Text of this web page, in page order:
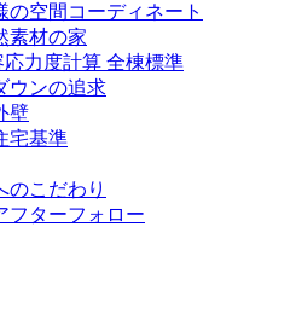
の空間コーディネート
素材の家
力度計算 全棟標準
ウンの追求
壁
宅基準
のこだわり
フターフォロー